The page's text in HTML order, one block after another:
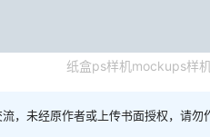
纸盒ps样机mockups样
，未经原作者或上传书面授权，请勿